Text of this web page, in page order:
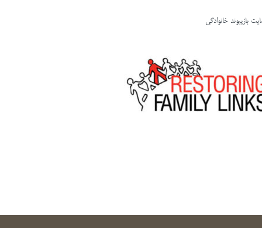
بازپیوند خانوادگی